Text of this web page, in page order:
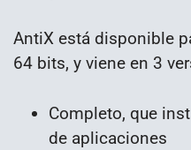
AntiX está disponible
64 bits, y viene en 3
Completo, que
de aplicaciones